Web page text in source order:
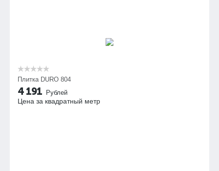
Плитка DURO 804
4 191 Рублей
Цена за квадратный метр